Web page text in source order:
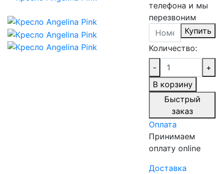
телефона и мы
перезвоним
Купить
Количество:
-
+
В корзину
Быстрый
заказ
Оплата
Принимаем
оплату online
Доставка